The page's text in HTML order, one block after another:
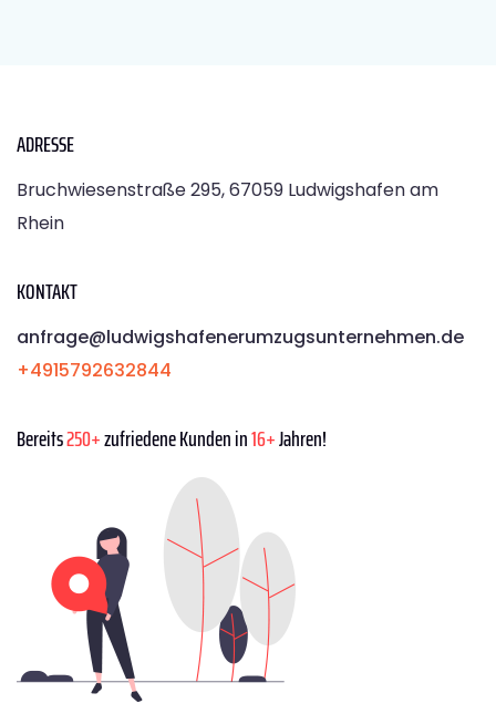
ADRESSE
Bruchwiesenstraße 295, 67059 Ludwigshafen am
Rhein
KONTAKT
anfrage@ludwigshafenerumzugsunternehmen.de
+4915792632844
Bereits250+zufriedene Kunden in16+Jahren!